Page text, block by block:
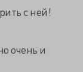
с ней!
очень и